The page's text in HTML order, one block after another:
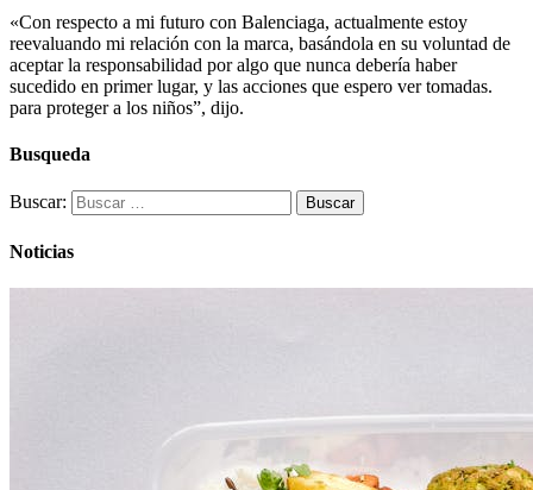
«Con respecto a mi futuro con Balenciaga, actualmente estoy
reevaluando mi relación con la marca, basándola en su voluntad de
aceptar la responsabilidad por algo que nunca debería haber
sucedido en primer lugar, y las acciones que espero ver tomadas.
para proteger a los niños”, dijo.
Busqueda
Buscar:
Noticias